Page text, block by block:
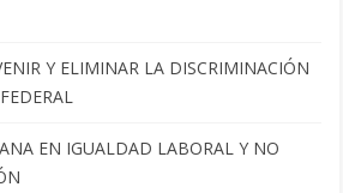
Y ELIMINAR LA DISCRIMINACIÓN
EN IGUALDAD LABORAL Y NO